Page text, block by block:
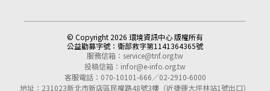
© Copyright 2026 環境資訊中心 版權所有
公益勸募字號： 衛部救字第1141364365號
服務信箱： service@tnf.org.tw
投稿信箱： infor@e-info.org.tw
客服電話：070-10101-666／02-2910-6000
地址：231023新北市新店區民權路48號3樓（近捷運大坪林站1號出口）